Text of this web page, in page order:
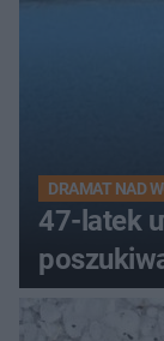
DRAMAT NAD
47-latek